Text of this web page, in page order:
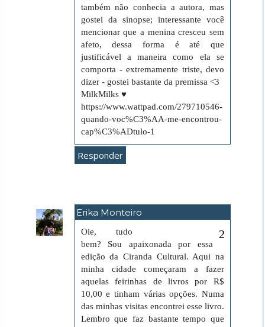
também não conhecia a autora, mas
gostei da sinopse; interessante você
mencionar que a menina cresceu sem
afeto, dessa forma é até que
justificável a maneira como ela se
comporta - extremamente triste, devo
dizer - gostei bastante da premissa <3
MilkMilks ♥
https://www.wattpad.com/279710546-
quando-voc%C3%AA-me-encontrou-
cap%C3%ADtulo-1
Responder
Erika Monteiro
Oie, tudo
bem? Sou apaixonada por essa
edição da Ciranda Cultural. Aqui na
minha cidade começaram a fazer
aquelas feirinhas de livros por R$
10,00 e tinham várias opções. Numa
das minhas visitas encontrei esse livro.
Lembro que faz bastante tempo que